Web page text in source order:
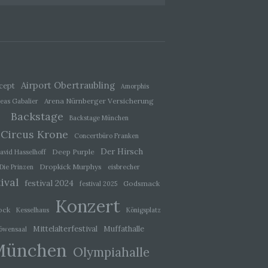
Airport Obertraubling
Amorphis
Gabalier
Arena Nürnberger Versicherung
Backstage Backstage München
Circus Krone
Concertbüro Franken
Hasselhoff
Deep Purple Der Hirsch
Die Prinzen Dropkick Murphys eisbrecher
festival 2024 festival 2025 Godsmack
Kesselhaus Konzert Königsplatz
Mittelalterfestival Muffathalle
Olympiahalle